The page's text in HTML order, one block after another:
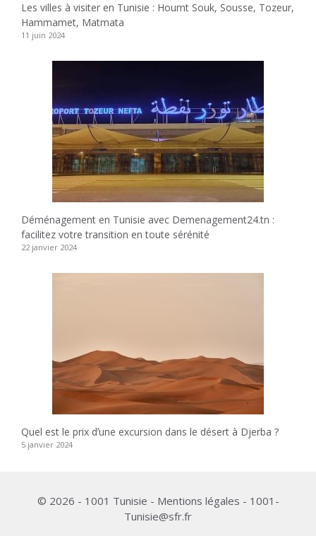
Les villes à visiter en Tunisie : Houmt Souk, Sousse, Tozeur,
Hammamet, Matmata
11 juin 2024
Déménagement en Tunisie avec Demenagement24.tn :
facilitez votre transition en toute sérénité
22 janvier 2024
Quel est le prix dʼune excursion dans le désert à Djerba ?
5 janvier 2024
© 2026 - 1001 Tunisie - Mentions légales - 1001-
Tunisie@sfr.fr